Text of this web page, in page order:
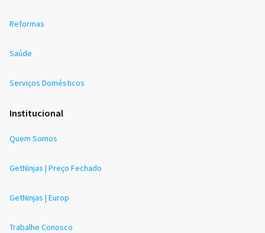
Reformas
Saúde
Serviços Domésticos
Institucional
Quem Somos
GetNinjas | Preço Fechado
GetNinjas | Europ
Trabalhe Conosco